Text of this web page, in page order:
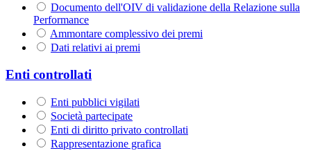
Documento dell'OIV di validazione della Relazione sulla
Performance
Ammontare complessivo dei premi
Dati relativi ai premi
Enti controllati
Enti pubblici vigilati
Società partecipate
Enti di diritto privato controllati
Rappresentazione grafica